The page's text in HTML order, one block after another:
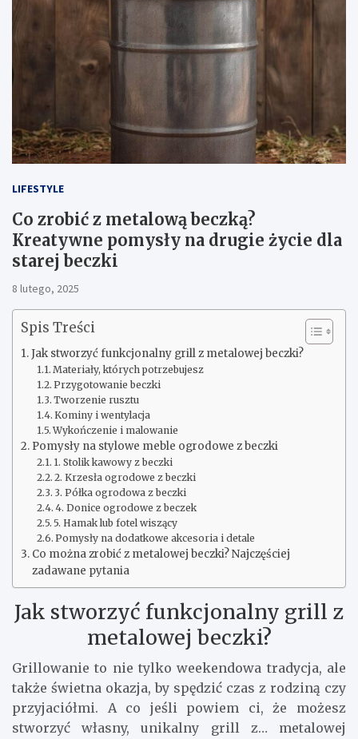
LIFESTYLE
Co zrobić z metalową beczką?
Kreatywne pomysły na drugie życie dla
starej beczki
8 lutego, 2025
Spis Treści
Jak stworzyć funkcjonalny grill z metalowej beczki?
Materiały, których potrzebujesz
Przygotowanie beczki
Tworzenie rusztu
Kominy i wentylacja
Wykończenie i malowanie
Pomysły na stylowe meble ogrodowe z beczki
1. Stolik kawowy z beczki
2. Krzesła ogrodowe z beczki
3. Półka ogrodowa z beczki
4. Donice ogrodowe z beczek
5. Hamak lub fotel wiszący
Pomysły na dodatkowe akcesoria i detale
Co można zrobić z metalowej beczki? Najczęściej
zadawane pytania
Jak stworzyć funkcjonalny grill z
metalowej beczki?
Grillowanie to nie tylko weekendowa tradycja, ale
także świetna okazja, by spędzić czas z rodziną czy
przyjaciółmi. A co jeśli powiem ci, że możesz
stworzyć własny, unikalny grill z… metalowej